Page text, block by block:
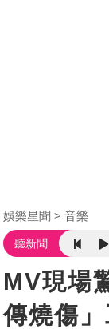
娛樂星聞 音樂
聽新聞
MV現場
傳燒傷